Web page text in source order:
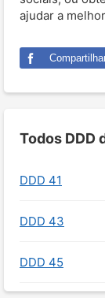
ajudar a
Todos DDD
DDD 41
DDD 43
DDD 45